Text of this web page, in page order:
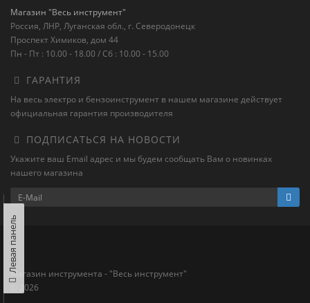
Магазин "Весь инструмент"
Россия, ЛНР, Луганская обл., г. Северодонецк
Проспект Химиков, дом 44
Пн - Пт : 10.00 - 18.00 / Сб : 10.00 - 15.00
ГАРАНТИЯ
На весь электро и бензоинструмент в нашем магазине действует
официальная гарантия производителя
ПОДПИСАТЬСЯ НА НОВОСТИ
Укажите ваш Email адрес и мы будем сообщать Вам о новинках
нашего магазина
Магазин инструмента - "Весь инструмент"
© 2026
Левая панель